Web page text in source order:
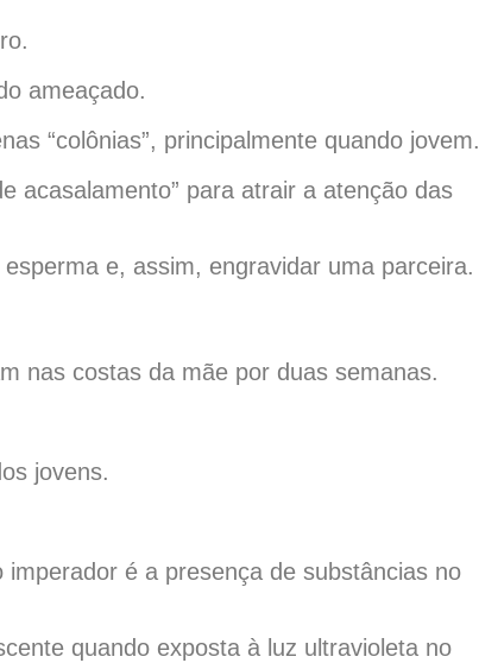
ameaçado.
“colônias”, principalmente quando jovem.
acasalamento” para atrair a atenção das
e, assim, engravidar uma parceira.
nas costas da mãe por duas semanas.
jovens.
é a presença de substâncias no
quando exposta à luz ultravioleta no